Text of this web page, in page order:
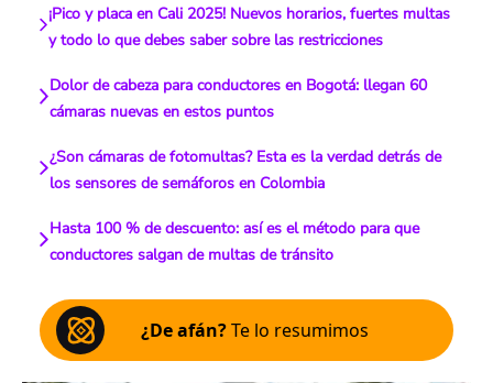
¡Pico y placa en Cali 2025! Nuevos horarios, fuertes multas
y todo lo que debes saber sobre las restricciones
Dolor de cabeza para conductores en Bogotá: llegan 60
cámaras nuevas en estos puntos
¿Son cámaras de fotomultas? Esta es la verdad detrás de
los sensores de semáforos en Colombia
Hasta 100 % de descuento: así es el método para que
conductores salgan de multas de tránsito
¿De afán?Te lo resumimos